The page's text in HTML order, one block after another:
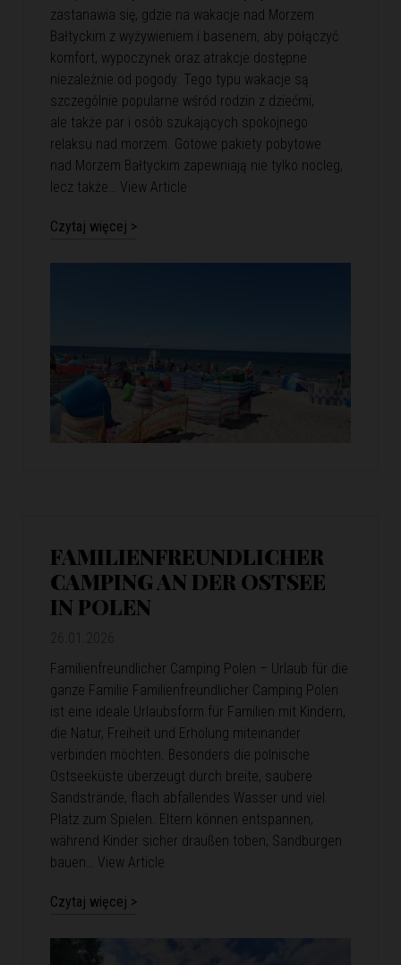
zastanawia się, gdzie na wakacje nad Morzem
Bałtyckim z wyżywieniem i basenem, aby połączyć
komfort, wypoczynek oraz atrakcje dostępne
niezależnie od pogody. Tego typu wakacje są
szczególnie popularne wśród rodzin z dziećmi,
ale także par i osób szukających spokojnego
relaksu nad morzem. Gotowe pakiety pobytowe
nad Morzem Bałtyckim zapewniają nie tylko nocleg,
lecz także… View Article
Czytaj więcej >
FAMILIENFREUNDLICHER
CAMPING AN DER OSTSEE
IN POLEN
Familienfreundlicher Camping Polen – Urlaub für die
ganze Familie Familienfreundlicher Camping Polen
ist eine ideale Urlaubsform für Familien mit Kindern,
die Natur, Freiheit und Erholung miteinander
verbinden möchten. Besonders die polnische
Ostseeküste überzeugt durch breite, saubere
Sandstrände, flach abfallendes Wasser und viel
Platz zum Spielen. Eltern können entspannen,
während Kinder sicher draußen toben, Sandburgen
bauen… View Article
Czytaj więcej >